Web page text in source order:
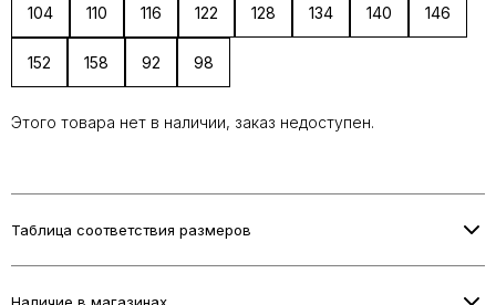
104 110 116 122 128 134 140 146
152 158 92 98
Этого товара нет в наличии, заказ недоступен.
Таблица соответствия размеров
Наличие в магазинах